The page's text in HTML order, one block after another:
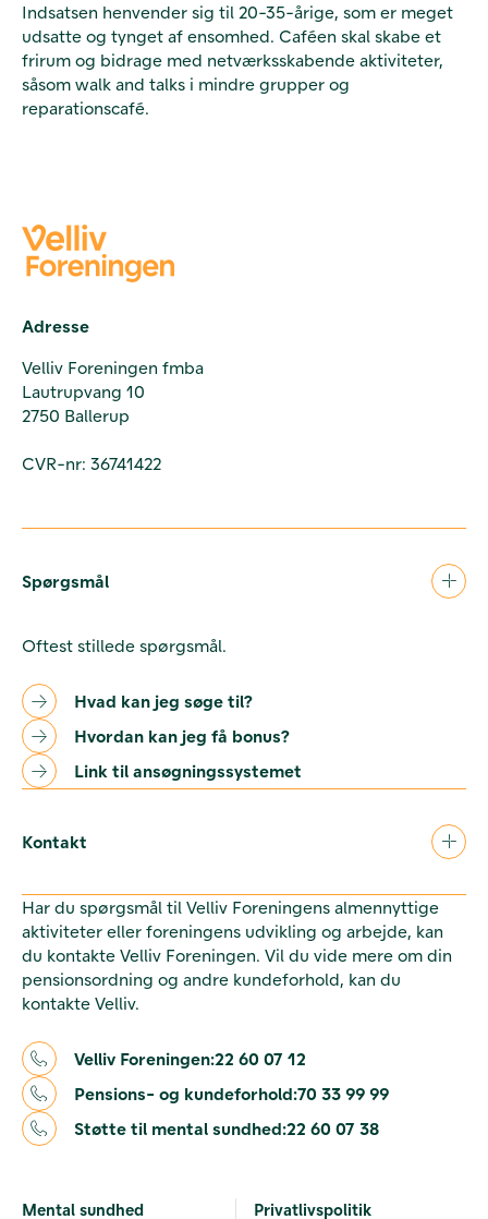
Indsatsen henvender sig til 20-35-årige, som er meget
udsatte og tynget af ensomhed. Caféen skal skabe et
frirum og bidrage med netværksskabende aktiviteter,
såsom walk and talks i mindre grupper og
reparationscafé.
Adresse
Velliv Foreningen fmba
Lautrupvang 10
2750 Ballerup
CVR-nr: 36741422
Spørgsmål
Oftest stillede spørgsmål.
Hvad kan jeg søge til?
Hvordan kan jeg få bonus?
Link til ansøgningssystemet
Kontakt
Har du spørgsmål til Velliv Foreningens almennyttige
aktiviteter eller foreningens udvikling og arbejde, kan
du kontakte Velliv Foreningen. Vil du vide mere om din
pensionsordning og andre kundeforhold, kan du
kontakte Velliv.
Velliv Foreningen:22 60 07 12
Pensions- og kundeforhold:70 33 99 99
Støtte til mental sundhed:22 60 07 38
Mental sundhed Privatlivspolitik